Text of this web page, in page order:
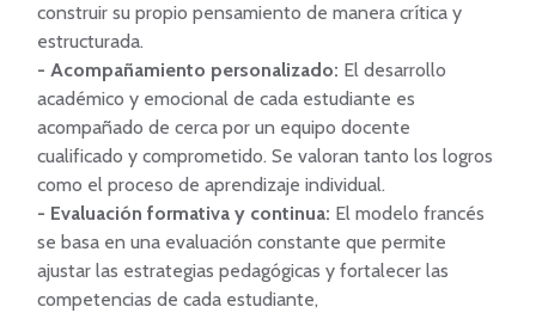
construir su propio pensamiento de manera crítica y
- Acompañamiento personalizado: El desarrollo
académico y emocional de cada estudiante es
acompañado de cerca por un equipo docente
cualificado y comprometido. Se valoran tanto los logros
- Evaluación formativa y continua: El modelo francés
se basa en una evaluación constante que permite
ajustar las estrategias pedagógicas y fortalecer las
competencias de cada estudiante,